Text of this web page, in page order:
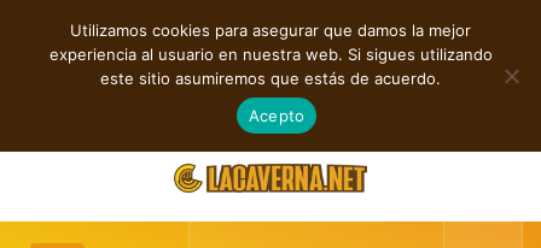
TENDENCIAS
Shaven Primates: Un estallido de Hard Rock contra el control digital
agosto 8, 2026
Utilizamos cookies para asegurar que damos la mejor
experiencia al usuario en nuestra web. Si sigues utilizando
este sitio asumiremos que estás de acuerdo.
Acepto